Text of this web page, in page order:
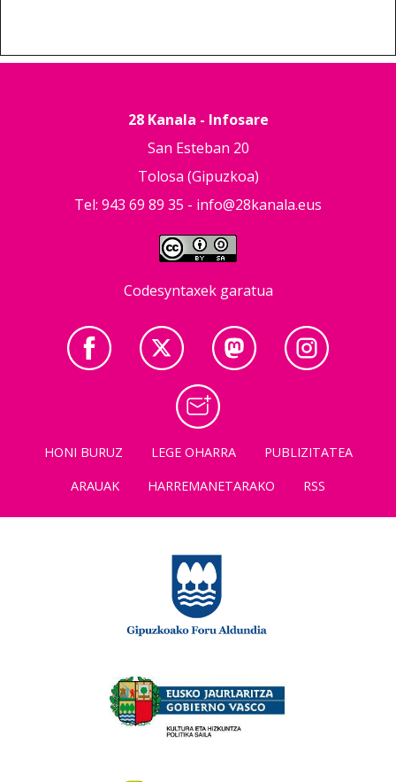
28 Kanala - Infosare
San Esteban 20
Tolosa (Gipuzkoa)
Tel: 943 69 89 35 - info@28kanala.eus
Codesyntaxek garatua
HONI BURUZ LEGE OHARRA
PUBLIZITATEA
ARAUAK
HARREMANETARAKO RSS